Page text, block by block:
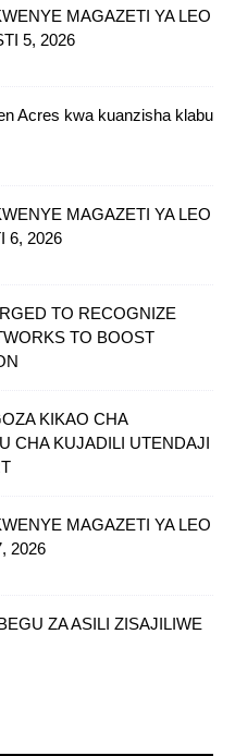
MAGAZETI YA LEO
5, 2026
Acres kwa kuanzisha klabu
MAGAZETI YA LEO
6, 2026
TO RECOGNIZE
TO BOOST
KIKAO CHA
CHA KUJADILI UTENDAJI
MAGAZETI YA LEO
2026
ZA ASILI ZISAJILIWE